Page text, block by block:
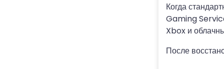
Когда
Gaming
Xbox и
После